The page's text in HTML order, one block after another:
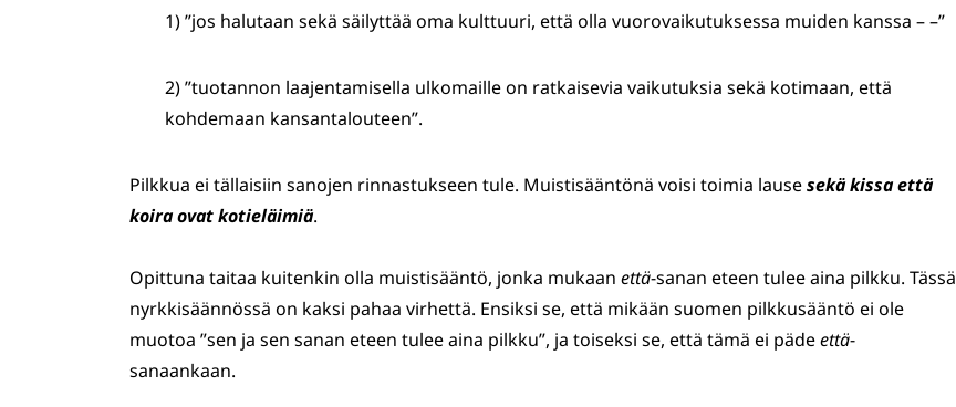
1) ”jos halutaan sekä säilyttää oma kulttuuri, että olla vuorovaikutuksessa muiden kanssa – –”
2) ”tuotannon laajentamisella ulkomaille on ratkaisevia vaikutuksia sekä kotimaan, että
kohdemaan kansantalouteen”.
Pilkkua ei tällaisiin sanojen rinnastukseen tule. Muistisääntönä voisi toimia lausesekä kissa että
koira ovat kotieläimiä.
Opittuna taitaa kuitenkin olla muistisääntö, jonka mukaan että-sanan eteen tulee aina pilkku. Tässä
nyrkkisäännössä on kaksi pahaa virhettä. Ensiksi se, että mikään suomen pilkkusääntö ei ole
muotoa ”sen ja sen sanan eteen tulee aina pilkku”, ja toiseksi se, että tämä ei pädeettä-
sanaankaan.